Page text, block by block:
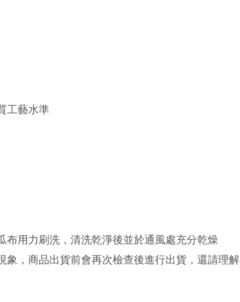
工藝水準
布用力刷洗 ，清洗乾淨後並於通風處充分乾燥
象 ，商品出貨前會再次檢查後進行出貨 ，還請理解